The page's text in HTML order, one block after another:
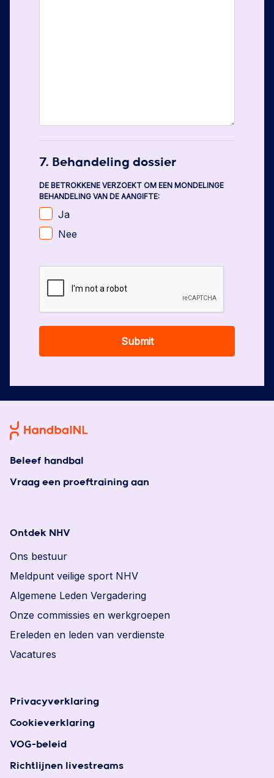
7. Behandeling dossier
DE BETROKKENE VERZOEKT OM EEN MONDELINGE
BEHANDELING VAN DE AANGIFTE:
Ja
Nee
Submit
Beleef handbal
Vraag een proeftraining aan
Ontdek NHV
Ons bestuur
Meldpunt veilige sport NHV
Algemene Leden Vergadering
Onze commissies en werkgroepen
Ereleden en leden van verdienste
Vacatures
Privacyverklaring
Cookieverklaring
VOG-beleid
Richtlijnen livestreams